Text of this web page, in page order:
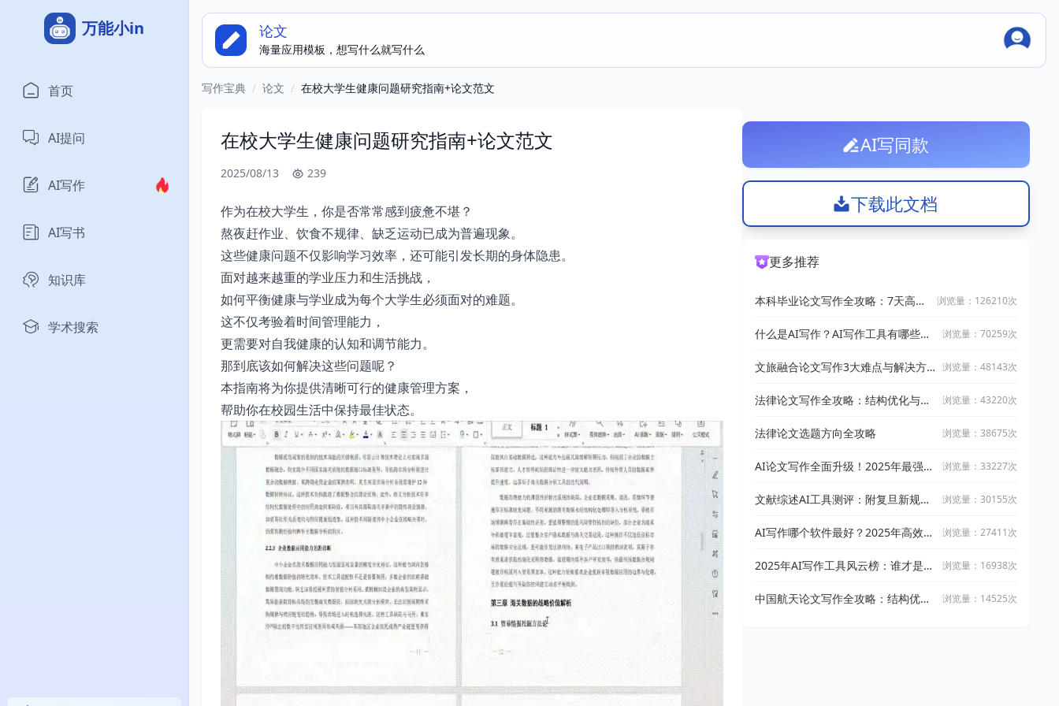
万能小in
首页
AI提问
AI写作
AI写书
知识库
学术搜索
论文
海量应用模板，想写什么就写什么
写作宝典 / 论文 / 在校大学生健康问题研究指南+论文范文
在校大学生健康问题研究指南+论文范文
2025/08/13 239
作为在校大学生，你是否常常感到疲惫不堪？
熬夜赶作业、饮食不规律、缺乏运动已成为普遍现象。
这些健康问题不仅影响学习效率，还可能引发长期的身体隐患。
面对越来越重的学业压力和生活挑战，
如何平衡健康与学业成为每个大学生必须面对的难题。
这不仅考验着时间管理能力，
更需要对自我健康的认知和调节能力。
那到底该如何解决这些问题呢？
本指南将为你提供清晰可行的健康管理方案，
帮助你在校园生活中保持最佳状态。
AI写同款
下载此文档
更多推荐
本科毕业论文写作全攻略：7天高效
浏览量：126210次
什么是AI写作？AI写作工具有哪些？
浏览量：70259次
文旅融合论文写作3大难点与解决方
浏览量：48143次
法律论文写作全攻略：结构优化与文
浏览量：43220次
法律论文选题方向全攻略 浏览量：38675次
AI论文写作全面升级！2025年最强写
稿
浏览量：33227次
文献综述AI工具测评：附复旦新规下
浏览量：30155次
AI写作哪个软件最好？2025年高效智
浏览量：27411次
2025年AI写作工具风云榜：谁才是真
浏览量：16938次
中国航天论文写作全攻略：结构优化
浏览量：14525次